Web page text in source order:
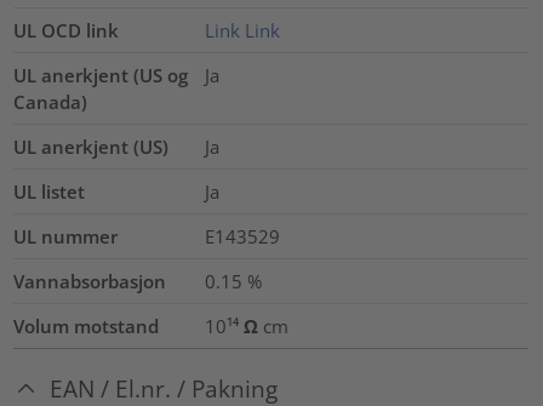
UL OCD link Link Link
UL anerkjent (US og
Canada)
Ja
UL anerkjent (US)
Ja
UL listet
Ja
UL nummer
E143529
Vannabsorbasjon
0.15 %
Volum motstand
10¹⁴ Ω cm
EAN / El.nr. / Pakning